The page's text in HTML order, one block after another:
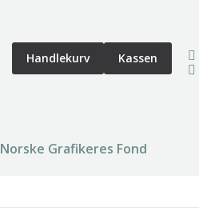
Handlekurv Kassen
Norske Grafikeres Fond